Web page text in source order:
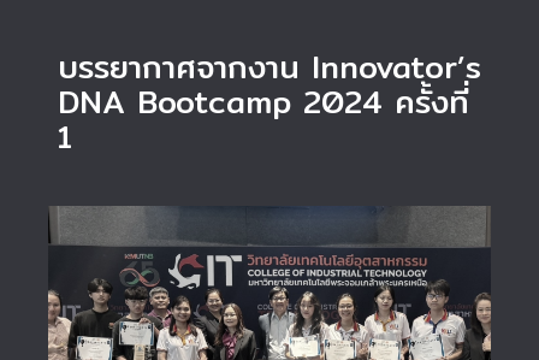
บรรยากาศจากงาน Innovator’s
DNA Bootcamp 2024 ครั้งที่
1